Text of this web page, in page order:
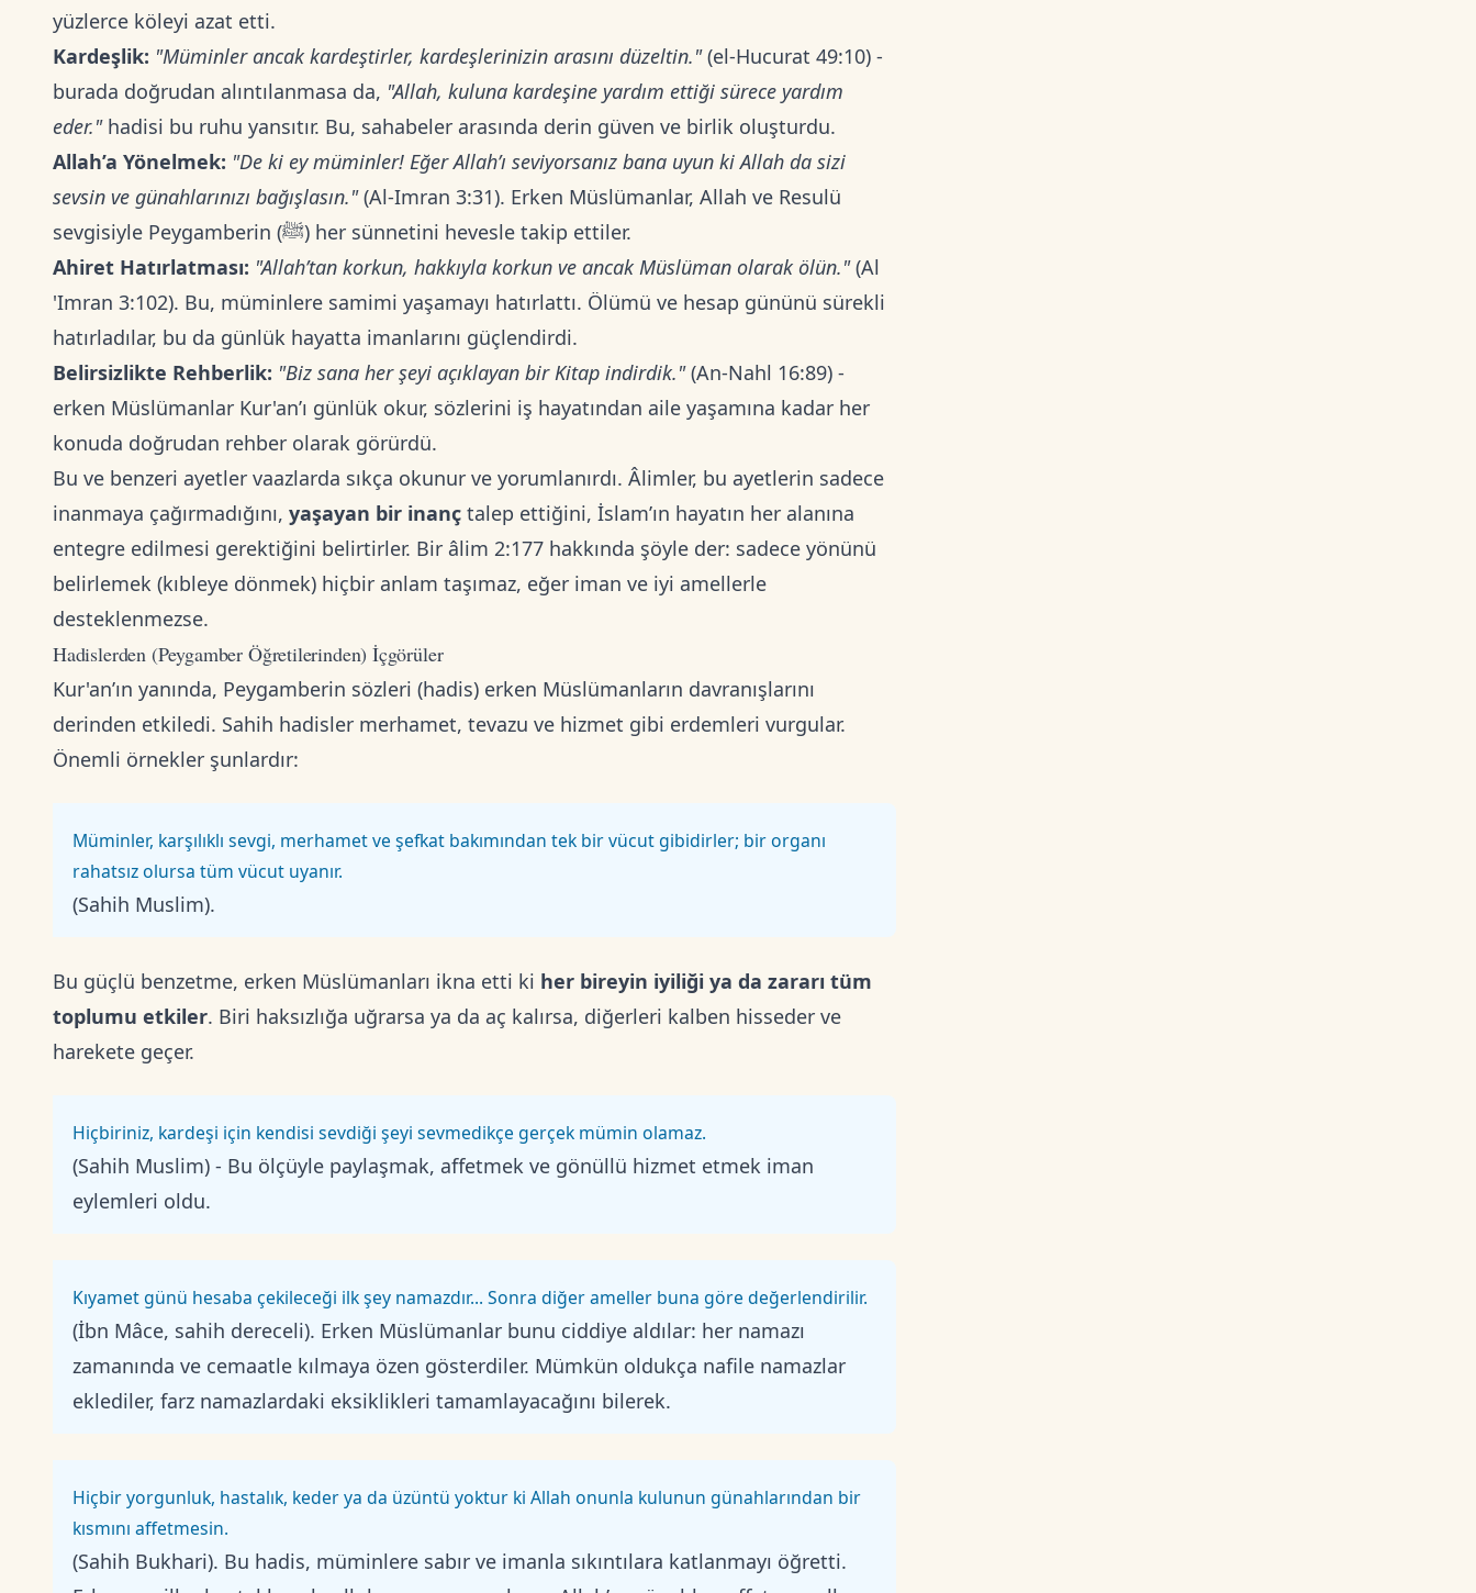
yüzlerce köleyi azat etti.
Kardeşlik: "Müminler ancak kardeştirler, kardeşlerinizin arasını düzeltin."(el-Hucurat 49:10) -
burada doğrudan alıntılanmasa da, "Allah, kuluna kardeşine yardım ettiği sürece yardım
eder."hadisi bu ruhu yansıtır. Bu, sahabeler arasında derin güven ve birlik oluşturdu.
Allah’a Yönelmek: "De ki ey müminler! Eğer Allah’ı seviyorsanız bana uyun ki Allah da sizi
sevsin ve günahlarınızı bağışlasın."(Al-Imran 3:31). Erken Müslümanlar, Allah ve Resulü
sevgisiyle Peygamberin (ﷺ) her sünnetini hevesle takip ettiler.
Ahiret Hatırlatması: "Allah’tan korkun, hakkıyla korkun ve ancak Müslüman olarak ölün."(Al
'Imran 3:102). Bu, müminlere samimi yaşamayı hatırlattı. Ölümü ve hesap gününü sürekli
hatırladılar, bu da günlük hayatta imanlarını güçlendirdi.
Belirsizlikte Rehberlik: "Biz sana her şeyi açıklayan bir Kitap indirdik."(An-Nahl 16:89) -
erken Müslümanlar Kur'an’ı günlük okur, sözlerini iş hayatından aile yaşamına kadar her
konuda doğrudan rehber olarak görürdü.
Bu ve benzeri ayetler vaazlarda sıkça okunur ve yorumlanırdı. Âlimler, bu ayetlerin sadece
inanmaya çağırmadığını, yaşayan bir inanç talep ettiğini, İslam’ın hayatın her alanına
entegre edilmesi gerektiğini belirtirler. Bir âlim 2:177 hakkında şöyle der: sadece yönünü
belirlemek (kıbleye dönmek) hiçbir anlam taşımaz, eğer iman ve iyi amellerle
desteklenmezse.
Hadislerden (Peygamber Öğretilerinden) İçgörüler
Kur'an’ın yanında, Peygamberin sözleri (hadis) erken Müslümanların davranışlarını
derinden etkiledi. Sahih hadisler merhamet, tevazu ve hizmet gibi erdemleri vurgular.
Önemli örnekler şunlardır:
Müminler, karşılıklı sevgi, merhamet ve şefkat bakımından tek bir vücut gibidirler; bir organı
rahatsız olursa tüm vücut uyanır.
(Sahih Muslim).
Bu güçlü benzetme, erken Müslümanları ikna etti ki her bireyin iyiliği ya da zararı tüm
toplumu etkiler. Biri haksızlığa uğrarsa ya da aç kalırsa, diğerleri kalben hisseder ve
harekete geçer.
Hiçbiriniz, kardeşi için kendisi sevdiği şeyi sevmedikçe gerçek mümin olamaz.
(Sahih Muslim) - Bu ölçüyle paylaşmak, affetmek ve gönüllü hizmet etmek iman
eylemleri oldu.
Kıyamet günü hesaba çekileceği ilk şey namazdır... Sonra diğer ameller buna göre değerlendirilir.
(İbn Mâce, sahih dereceli). Erken Müslümanlar bunu ciddiye aldılar: her namazı
zamanında ve cemaatle kılmaya özen gösterdiler. Mümkün oldukça nafile namazlar
eklediler, farz namazlardaki eksiklikleri tamamlayacağını bilerek.
Hiçbir yorgunluk, hastalık, keder ya da üzüntü yoktur ki Allah onunla kulunun günahlarından bir
kısmını affetmesin.
(Sahih Bukhari). Bu hadis, müminlere sabır ve imanla sıkıntılara katlanmayı öğretti.